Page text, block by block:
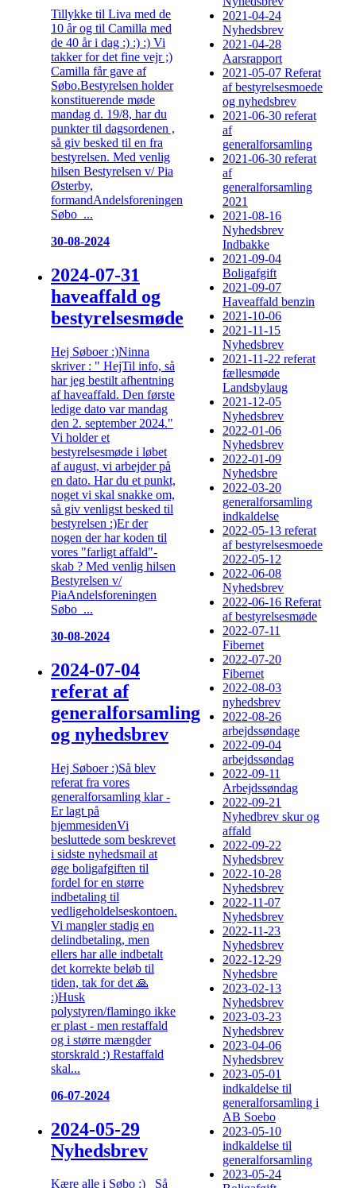
Tillykke til Liva med de
10 år og til Camilla med
de 40 år i dag :) :) :) Vi
takker for det fine vejr ;)
Camilla får gave af
Søbo.Bestyrelsen holder
konstituerende møde
mandag d. 19/8, har du
punkter til dagsordenen ,
så giv besked til en fra
bestyrelsen. Med venlig
hilsen Bestyrelsen v/ Pia
Østerby,
formandAndelsforeningen
Søbo ...
30-08-2024
2024-07-31
haveaffald og
bestyrelsesmøde
Hej Søboer :)Ninna
skriver : " HejTil info, så
har jeg bestilt afhentning
af haveaffald. Den første
ledige dato var mandag
den 2. september 2024."
Vi holder et
bestyrelsesmøde i løbet
af august, vi arbejder på
en dato. Har du et punkt,
noget vi skal snakke om,
så giv venligst besked til
bestyrelsen :)Er der
nogen der har koden til
vores "farligt affald"-
skab ? Med venlig hilsen
Bestyrelsen v/
PiaAndelsforeningen
Søbo ...
30-08-2024
2024-07-04
referat af
generalforsamling
og nyhedsbrev
Hej Søboer :)Så blev
referat fra vores
generalforsamling klar -
Er lagt på
hjemmesidenVi
besluttede som beskrevet
i sidste nyhedsmail at
øge boligafgiften til
fordel for en større
indbetaling til
vedligeholdelseskontoen.
Vi mangler stadig en
delindbetaling, men
ellers har alle indbetalt
det korrekte beløb til
tiden, tak for det 🙏
:)Husk
polystyren/flamingo ikke
er plast - men restaffald
og i større mængder
storskrald :) Restaffald
skal...
06-07-2024
2024-05-29
Nyhedsbrev
Kære alle i Søbo :) Så
2021-04-24
Nyhedsbrev
2021-04-28
Aarsrapport
2021-05-07 Referat
af bestyrelsesmoede
og nyhedsbrev
2021-06-30 referat
af
generalforsamling
2021-06-30 referat
af
generalforsamling
2021
2021-08-16
Nyhedsbrev
Indbakke
2021-09-04
Boligafgift
2021-09-07
Haveaffald benzin
2021-10-06
2021-11-15
Nyhedsbrev
2021-11-22 referat
fællesmøde
Landsbylaug
2021-12-05
Nyhedsbrev
2022-01-06
Nyhedsbrev
2022-01-09
Nyhedsbre
2022-03-20
generalforsamling
indkaldelse
2022-05-13 referat
af bestyrelsesmoede
2022-05-12
2022-06-08
Nyhedsbrev
2022-06-16 Referat
af bestyrelsesmøde
2022-07-11
Fibernet
2022-07-20
Fibernet
2022-08-03
nyhedsbrev
2022-08-26
arbejdssøndage
2022-09-04
arbejdssøndag
2022-09-11
Arbejdssøndag
2022-09-21
Nyhedbrev skur og
affald
2022-09-22
Nyhedsbrev
2022-10-28
Nyhedsbrev
2022-11-07
Nyhedsbrev
2022-11-23
Nyhedsbrev
2022-12-29
Nyhedsbre
2023-02-13
Nyhedsbrev
2023-03-23
Nyhedsbrev
2023-04-06
Nyhedsbrev
2023-05-01
indkaldelse til
generalforsamling i
AB Soebo
2023-05-10
indkaldelse til
generalforsamling
2023-05-24